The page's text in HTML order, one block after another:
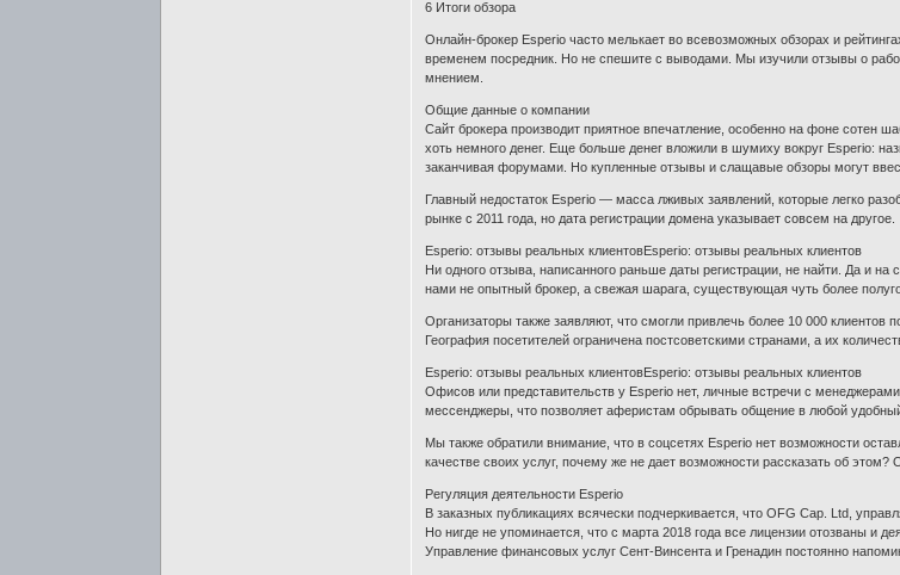
6 Итоги обзора
Онлайн-брокер Esperio часто мелькает во всевозможных обзорах и
временем посредник. Но не спешите с выводами. Мы изучили отзывы о
мнением.
Общие данные о компании
Сайт брокера производит приятное впечатление, особенно на фоне сотен
хоть немного денег. Еще больше денег вложили в шумиху вокруг Esperio:
заканчивая форумами. Но купленные отзывы и слащавые обзоры могут
Главный недостаток Esperio — масса лживых заявлений, которые легко
рынке с 2011 года, но дата регистрации домена указывает совсем на другое.
Esperio: отзывы реальных клиентовEsperio: отзывы реальных клиентов
Ни одного отзыва, написанного раньше даты регистрации, не найти. Да и
нами не опытный брокер, а свежая шарага, существующая чуть более
Организаторы также заявляют, что смогли привлечь более 10 000
География посетителей ограничена постсоветскими странами, а их
Esperio: отзывы реальных клиентовEsperio: отзывы реальных клиентов
Офисов или представительств у Esperio нет, личные встречи с
мессенджеры, что позволяет аферистам обрывать общение в любой
Мы также обратили внимание, что в соцсетях Esperio нет возможности
качестве своих услуг, почему же не дает возможности рассказать об
Регуляция деятельности Esperio
В заказных публикациях всячески подчеркивается, что OFG Cap. Ltd,
Но нигде не упоминается, что с марта 2018 года все лицензии отозваны и
Управление финансовых услуг Сент-Винсента и Гренадин постоянно